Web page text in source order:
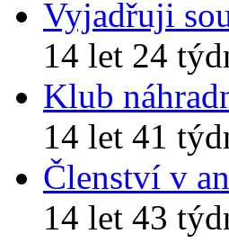
Vyjadřuji
14 let 24
Klub
14 let 41
Členství v
14 let 43